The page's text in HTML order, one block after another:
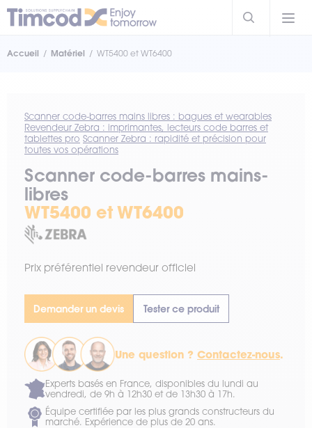
Accueil Matériel WT5400 et WT6400
Scanner code-barres mains libres : bagues et wearables
Revendeur Zebra : imprimantes, lecteurs code barres et
tablettes pro Scanner Zebra : rapidité et précision pour
toutes vos opérations
Scanner code-barres mains-
libres
WT5400 et WT6400
Prix préférentiel revendeur officiel
Demander un devis Tester ce produit
Une question ? Contactez-nous.
Experts basés en France, disponibles du lundi au
vendredi, de 9h à 12h30 et de 13h30 à 17h.
Équipe certifiée par les plus grands constructeurs du
marché. Expérience de plus de 20 ans.